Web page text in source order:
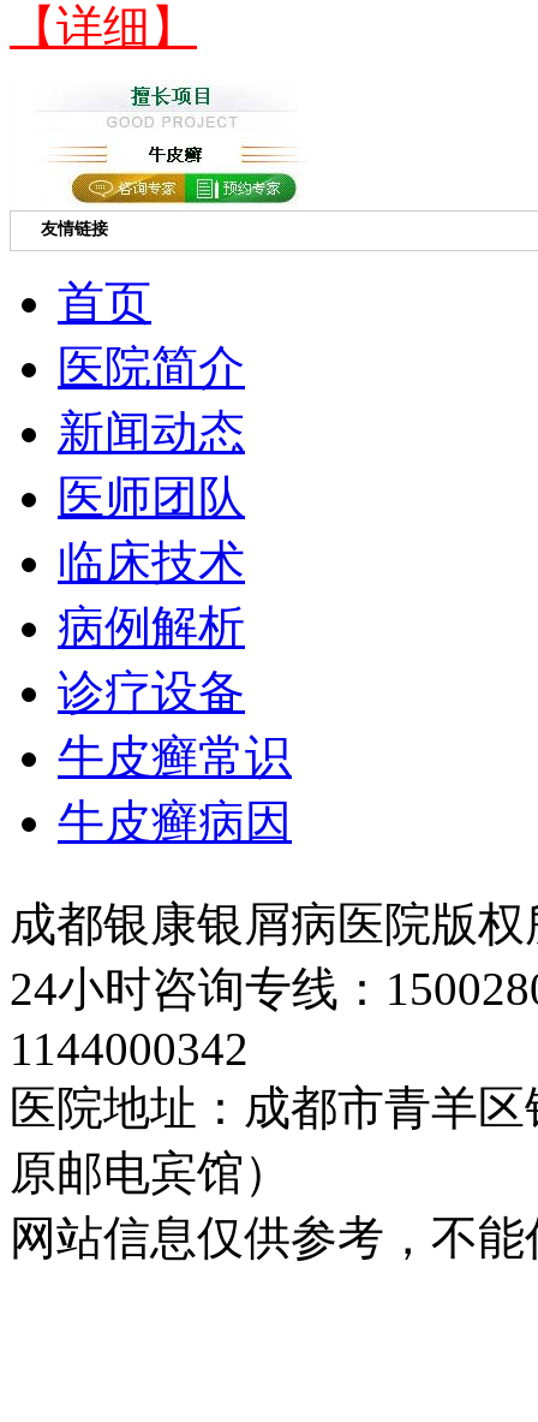
【详细】
友情链接
首页
医院简介
新闻动态
医师团队
临床技术
病例解析
诊疗设备
牛皮癣常识
牛皮癣病因
成都银康银屑病医院版权
24小时咨询专线：
1144000342
医院地址：成都市青羊
原邮电宾馆）
网站信息仅供参考，不